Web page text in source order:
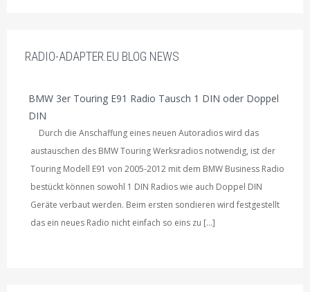
RADIO-ADAPTER.EU BLOG NEWS
BMW 3er Touring E91 Radio Tausch 1 DIN oder Doppel
DIN
Durch die Anschaffung eines neuen Autoradios wird das
austauschen des BMW Touring Werksradios notwendig, ist der
Touring Modell E91 von 2005-2012 mit dem BMW Business Radio
bestückt können sowohl 1 DIN Radios wie auch Doppel DIN
Geräte verbaut werden. Beim ersten sondieren wird festgestellt
das ein neues Radio nicht einfach so eins zu […]